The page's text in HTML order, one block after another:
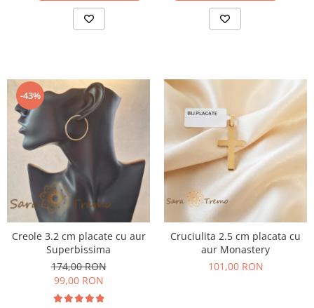
-43%
Creole 3.2 cm placate cu aur
Superbissima
174,00 RON
99,00 RON
Cruciulita 2.5 cm placata cu
aur Monastery
101,00 RON